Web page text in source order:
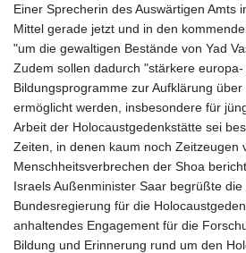
ISK
JEP
JOD
KGS
KHR
Einer Sprecherin des Auswärtigen Amts
Mittel gerade jetzt und in den
"um die gewaltigen Bestände von Yad
Zudem sollen dadurch "stärkere
Bildungsprogramme zur Aufklärung
ermöglicht werden, insbesondere für
Arbeit der Holocaustgedenkstätte sei
Zeiten, in denen kaum noch Zeitzeugen
Menschheitsverbrechen der Shoa
Israels Außenminister Saar begrüßte
Bundesregierung für die
anhaltendes Engagement für die
Bildung und Erinnerung rund um den